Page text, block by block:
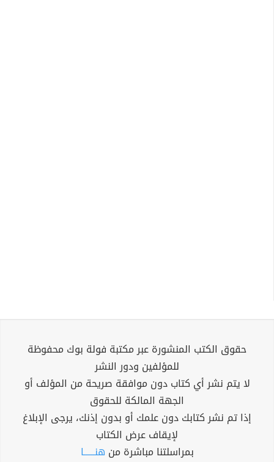
حقوق الكتب المنشورة عبر مكتبة فولة بوك محفوظة
للمؤلفين ودور النشر
لا يتم نشر أي كتاب دون موافقة صريحة من المؤلف أو
الجهة المالكة للحقوق
إذا تم نشر كتابك دون علمك أو بدون إذنك، يرجى الإبلاغ
لإيقاف عرض الكتاب
بمراسلتنا مباشرة من هنــــــا